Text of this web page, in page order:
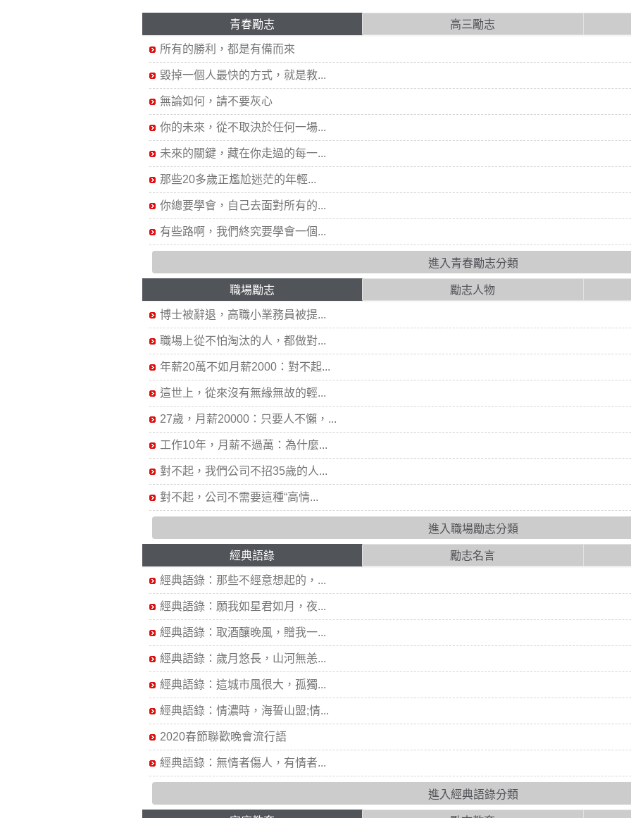
青春勵志 高三勵志
所有的勝利，都是有備而來
毀掉一個人最快的方式，就是教...
無論如何，請不要灰心
你的未來，從不取決於任何一場...
未來的關鍵，藏在你走過的每一...
那些20多歲正尷尬迷茫的年輕...
你總要學會，自己去面對所有的...
有些路啊，我們終究要學會一個...
進入青春勵志分類
職場勵志 勵志人物
博士被辭退，高職小業務員被提...
職場上從不怕淘汰的人，都做對...
年薪20萬不如月薪2000：對不起...
這世上，從來沒有無緣無故的輕...
27歲，月薪20000：只要人不懶，...
工作10年，月薪不過萬：為什麼...
對不起，我們公司不招35歲的人...
對不起，公司不需要這種“高情...
進入職場勵志分類
經典語錄 勵志名言
經典語錄：那些不經意想起的，...
經典語錄：願我如星君如月，夜...
經典語錄：取酒釀晚風，贈我一...
經典語錄：歲月悠長，山河無恙...
經典語錄：這城市風很大，孤獨...
經典語錄：情濃時，海誓山盟;情...
2020春節聯歡晚會流行語
經典語錄：無情者傷人，有情者...
進入經典語錄分類